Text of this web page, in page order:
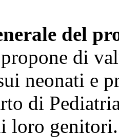
del
di
neonati e
di
loro genitori.